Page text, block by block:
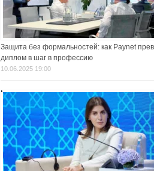
Защита без формальностей: как Paynet
диплом в шаг в профессию
10.06.2025 19:00